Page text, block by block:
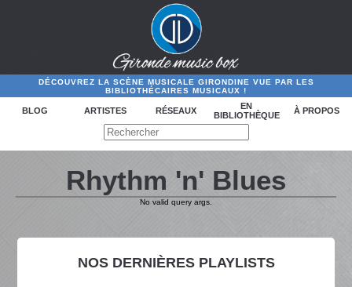
DÉCOUVREZ LA SCÈNE MUSICALE GIRONDINE VUE PAR LES
BIBLIOTHÉCAIRES MUSICAUX !
BLOG ARTISTES RÉSEAUX
EN
BIBLIOTHÈQUE
À PROPOS
NOS DERNIÈRES PLAYLISTS
Rhythm 'n' Blues
No valid query args.